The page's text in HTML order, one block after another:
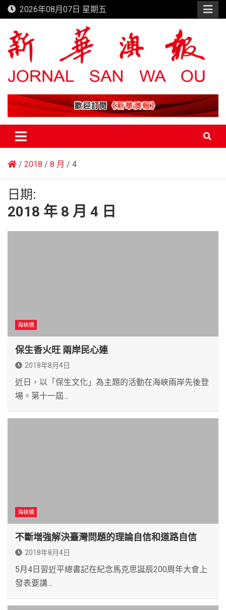
Skip
to
content
2026年08月07日 星期五
新華澳報
2018 8 月 4
日期:
2018 年 8 月 4 日
海峽橋
保生香火旺 兩岸民心連
2018年8月4日
近日，以「保生文化」為主題的活動在海峽兩岸先後登
場。第十一屆…
海峽橋
不斷増強解決臺灣問題的理論自信和道路自信
2018年8月4日
5月4日習近平總書記在紀念馬克思誕辰200周年大會上
發表要講…